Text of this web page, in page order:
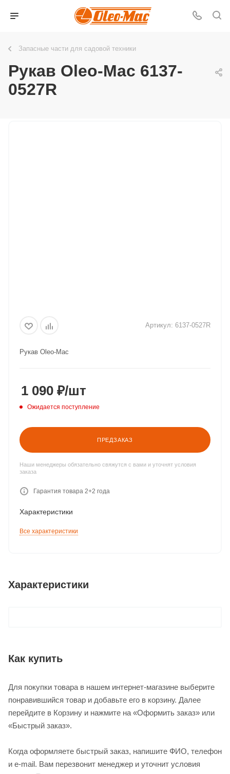
Запасные части для садовой техники
Рукав Oleo-Mac 6137-
0527R
Артикул: 6137-0527R
Рукав Oleo-Mac
1 090 ₽/шт
Ожидается поступление
ПРЕДЗАКАЗ
Наши менеджеры обязательно свяжутся с вами и уточнят условия
заказа
Гарантия товара 2+2 года
Характеристики
Все характеристики
Характеристики
Как купить
Для покупки товара в нашем интернет-магазине выберите
понравившийся товар и добавьте его в корзину. Далее
перейдите в Корзину и нажмите на «Оформить заказ» или
«Быстрый заказ».
Когда оформляете быстрый заказ, напишите ФИО, телефон
и e-mail. Вам перезвонит менеджер и уточнит условия